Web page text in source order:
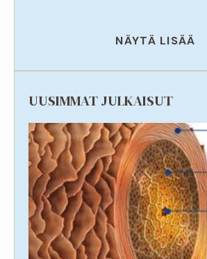
NÄYTÄ LISÄÄ
UUSIMMAT JULKAISUT